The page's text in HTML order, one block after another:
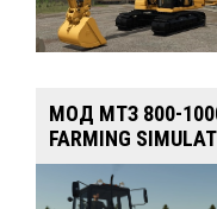
МОД МТЗ 800-
FARMING